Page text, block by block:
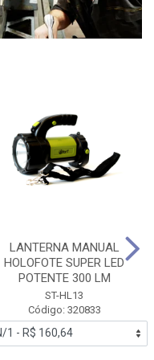
LANTERNA MANUAL
HOLOFOTE SUPER LED
POTENTE 300 LM
ST-HL13
Código: 320833